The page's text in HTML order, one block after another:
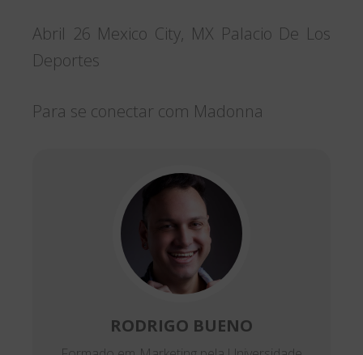
Abril 26 Mexico City, MX Palacio De Los
Deportes
Para se conectar com Madonna
RODRIGO BUENO